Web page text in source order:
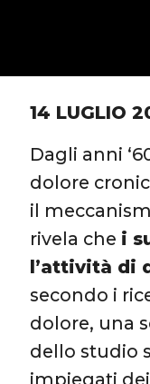
14 LUGLIO
Dagli anni
dolore
il
rivela che i
l’attività di
secondo i
dolore, una
dello studio
impiegati